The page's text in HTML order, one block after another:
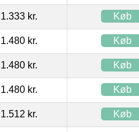
1.333 kr. Køb
1.480 kr. Køb
1.480 kr. Køb
1.480 kr. Køb
1.512 kr. Køb